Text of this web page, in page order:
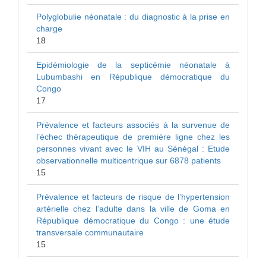
Polyglobulie néonatale : du diagnostic à la prise en
charge
18
Epidémiologie de la septicémie néonatale à
Lubumbashi en République démocratique du
Congo
17
Prévalence et facteurs associés à la survenue de
l’échec thérapeutique de première ligne chez les
personnes vivant avec le VIH au Sénégal : Etude
observationnelle multicentrique sur 6878 patients
15
Prévalence et facteurs de risque de l’hypertension
artérielle chez l’adulte dans la ville de Goma en
République démocratique du Congo : une étude
transversale communautaire
15